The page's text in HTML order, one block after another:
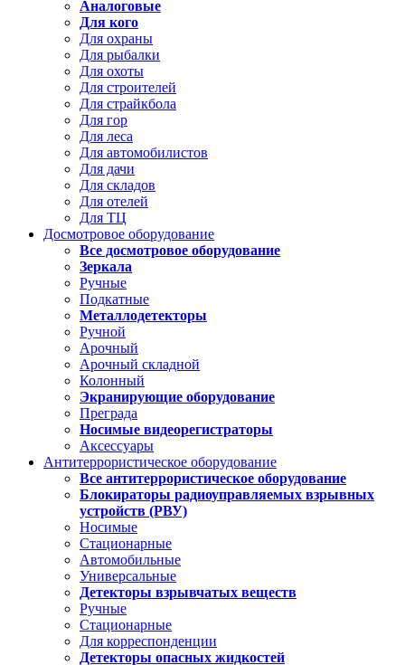
Аналоговые
Для кого
Для охраны
Для рыбалки
Для охоты
Для строителей
Для страйкбола
Для гор
Для леса
Для автомобилистов
Для дачи
Для складов
Для отелей
Для ТЦ
Досмотровое оборудование
Все досмотровое оборудование
Зеркала
Ручные
Подкатные
Металлодетекторы
Ручной
Арочный
Арочный складной
Колонный
Экранирующие оборудование
Преграда
Носимые видеорегистраторы
Аксессуары
Антитеррористическое оборудование
Все антитеррористическое оборудование
Блокираторы радиоуправляемых взрывных
устройств (РВУ)
Носимые
Стационарные
Автомобильные
Универсальные
Детекторы взрывчатых веществ
Ручные
Стационарные
Для корреспонденции
Детекторы опасных жидкостей